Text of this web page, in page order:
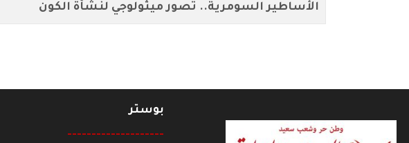
الأساطير السومرية.. تصور ميثولوجي لنشأة الكون
بوستر
--------------------